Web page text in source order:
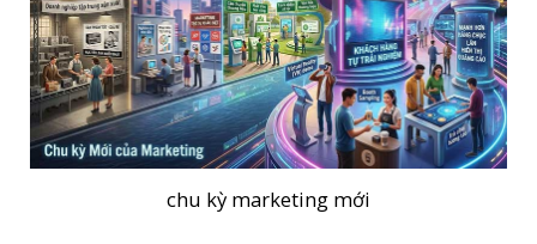
chu kỳ marketing mới